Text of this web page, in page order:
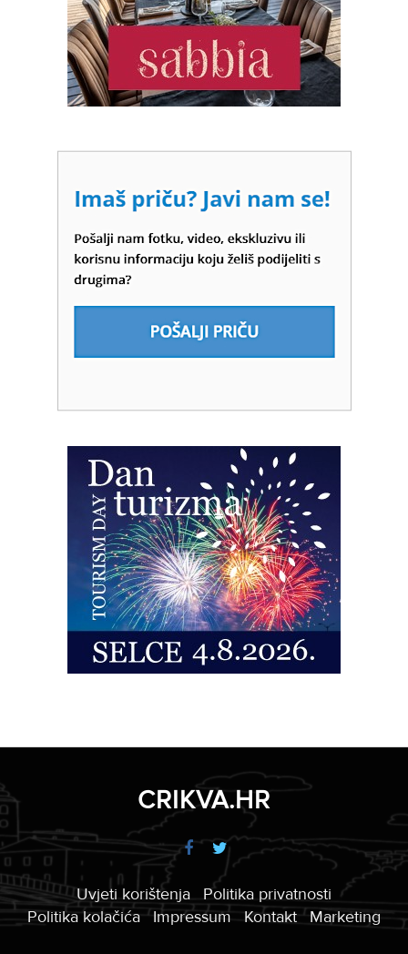
CRIKVA.HR
Uvjeti korištenja
Politika privatnosti
Politika kolačića
Impressum Kontakt Marketing